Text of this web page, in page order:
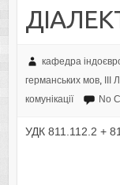
кафедра
германських мов,
комунікації
No
УДК 811.112.2 +